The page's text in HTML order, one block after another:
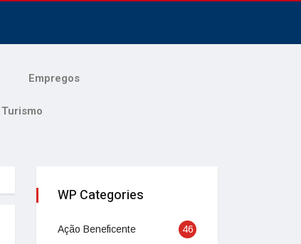
Empregos
Turismo
WP Categories
Ação Beneficente 46